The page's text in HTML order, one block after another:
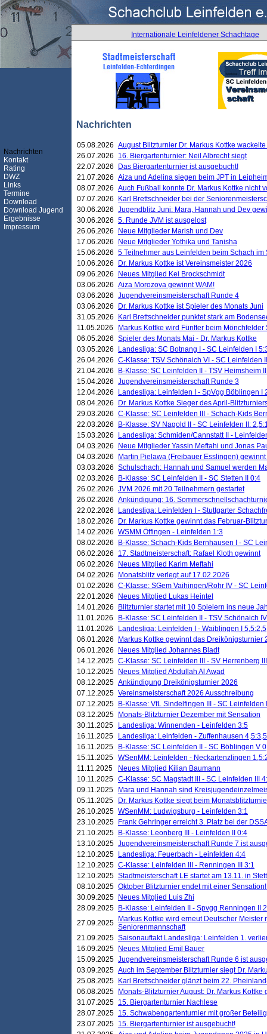
Internationale Leinfeldener Schachtage
Nachrichten
Nachrichten
Kontakt
Rating
DWZ
Links
Termine
Download
Download Jugend
Ergebnisse
Impressum
05.08.2026 August Blitzturnier Dr. Markus Kottke
26.07.2026
16. Biergartenturnier: Neil Albrecht siegt
22.07.2026
Das Biergartenturnier ist ausgebucht!
21.07.2026 Aiza und Adelina siegen beim JPT in
08.07.2026 Auch Fußball konnte Dr. Markus Kottke nicht
07.07.2026
Karl Brettschneider bei der
30.06.2026 Jugendblitz Juni: Mara, Hannah und Dev
30.06.2026 5. Runde JVM ist ausgelost
26.06.2026
Neue Mitglieder Marish und Dev
17.06.2026
Neue Mitglieder Yothika und Tanisha
15.06.2026 5 Teilnehmer aus Leinfelden beim Schach
10.06.2026
Dr. Markus Kottke ist Vereinsmeister 2026
09.06.2026
Neues Mitglied Kei Brockschmidt
03.06.2026 Aiza Morozova gewinnt WAM!
03.06.2026 Jugendvereinsmeisterschaft Runde 4
03.06.2026
Dr. Markus Kottke ist Spieler des Monats Juni
31.05.2026
Karl Brettschneider punktet stark am
11.05.2026
Markus Kottke wird Fünfter beim
06.05.2026 Spieler des Monats Mai - Dr. Markus Kottke
03.05.2026
Landesliga: SC Botnang I - SC Leinfelden I
26.04.2026 C-Klasse: TSV Schönaich VI - SC Leinfelden
21.04.2026
B-Klasse: SC Leinfelden II - TSV Heimsheim
15.04.2026 Jugendvereinsmeisterschaft Runde 3
12.04.2026
Landesliga: Leinfelden I - SpVgg Böblingen I
08.04.2026
Dr. Markus Kottke Sieger des April-
29.03.2026 C-Klasse: SC Leinfelden III - Schach-Kids
22.03.2026
B-Klasse: SV Nagold II - SC Leinfelden II:
15.03.2026
Landesliga: Schmiden/Cannstatt II -
04.03.2026
Neue Mitglieder Yassin Meftahi und Jonas
04.03.2026
Martin Pielawa (Freibauer Esslingen)
03.03.2026 Schulschach: Hannah und Samuel werden
02.03.2026
B-Klasse: SC Leinfelden II - SC Stetten II 0:4
26.02.2026 JVM 2026 mit 20 Teilnehmern gestartet
26.02.2026 Ankündigung: 16.
22.02.2026
Landesliga: Leinfelden I - Stuttgarter
18.02.2026
Dr. Markus Kottke gewinnt das Februar-
14.02.2026 WSMM Öffingen - Leinfelden 1:3
08.02.2026
B-Klasse: Schach-Kids Bernhausen I - SC
06.02.2026
17. Stadtmeisterschaft: Rafael Kloth gewinnt
06.02.2026
Neues Mitglied Karim Meftahi
04.02.2026
Monatsblitz verlegt auf 17.02.2026
01.02.2026 C-Klasse: SGem Vaihingen/Rohr IV - SC
22.01.2026
Neues Mitglied Lukas Heintel
14.01.2026
Blitzturnier startet mit 10 Spielern ins neue
11.01.2026
B-Klasse: SC Leinfelden II - TSV Schönaich
11.01.2026
Landesliga: Leinfelden I - Waiblingen I 5,5:2,5
06.01.2026
Markus Kottke gewinnt das Dreikönigsturnier
06.01.2026
Neues Mitglied Johannes Bladt
14.12.2025 C-Klasse: SC Leinfelden III - SV Herrenberg
10.12.2025
Neues Mitglied Abdullah Al Awad
08.12.2025 Ankündigung Dreikönigsturnier 2026
07.12.2025 Vereinsmeisterschaft 2026 Ausschreibung
07.12.2025
B-Klasse: VfL Sindelfingen III - SC Leinfelden
03.12.2025
Monats-Blitzturnier Dezember mit Sensation
30.11.2025
Landesliga: Winnenden - Leinfelden 3:5
16.11.2025
Landesliga: Leinfelden - Zuffenhausen 4,5:3,5
16.11.2025
B-Klasse: SC Leinfelden II - SC Böblingen V
15.11.2025 WSenMM: Leinfelden - Neckartenzlingen
11.11.2025
Neues Mitglied Kilian Baumann
10.11.2025 C-Klasse: SC Magstadt III - SC Leinfelden III
09.11.2025
Mara und Hannah sind
05.11.2025
Dr. Markus Kottke siegt beim
26.10.2025 WSenMM: Ludwigsburg - Leinfelden 3:1
23.10.2025
Frank Gehringer erreicht 3. Platz bei der
21.10.2025
B-Klasse: Leonberg III - Leinfelden II 0:4
13.10.2025 Jugendvereinsmeisterschaft Runde 7 ist
12.10.2025
Landesliga: Feuerbach - Leinfelden 4:4
12.10.2025 C-Klasse: Leinfelden III - Renningen III 3:1
12.10.2025 Stadtmeisterschaft LE startet am 13.11. in
08.10.2025 Oktober Blitzturnier endet mit einer
30.09.2025
Neues Mitglied Luis Zhi
28.09.2025
B-Klasse: Leinfelden II - Spvgg Renningen II
27.09.2025
Markus Kottke wird erneut Deutscher Meister
Seniorenmannschaft
21.09.2025 Saisonauftakt Landesliga: Leinfelden 1.
16.09.2025
Neues Mitglied Emil Bauer
15.09.2025 Jugendvereinsmeisterschaft Runde 6 ist
03.09.2025 Auch im September Blitzturnier siegt Dr.
25.08.2025
Karl Brettschneider glänzt beim 22.
06.08.2025
Monats-Blitzturnier August: Dr. Markus Kottke
31.07.2025 15. Biergartenturnier Nachlese
28.07.2025 15. Schwabengartenturnier mit großer
23.07.2025 15. Biergartenturnier ist ausgebucht!